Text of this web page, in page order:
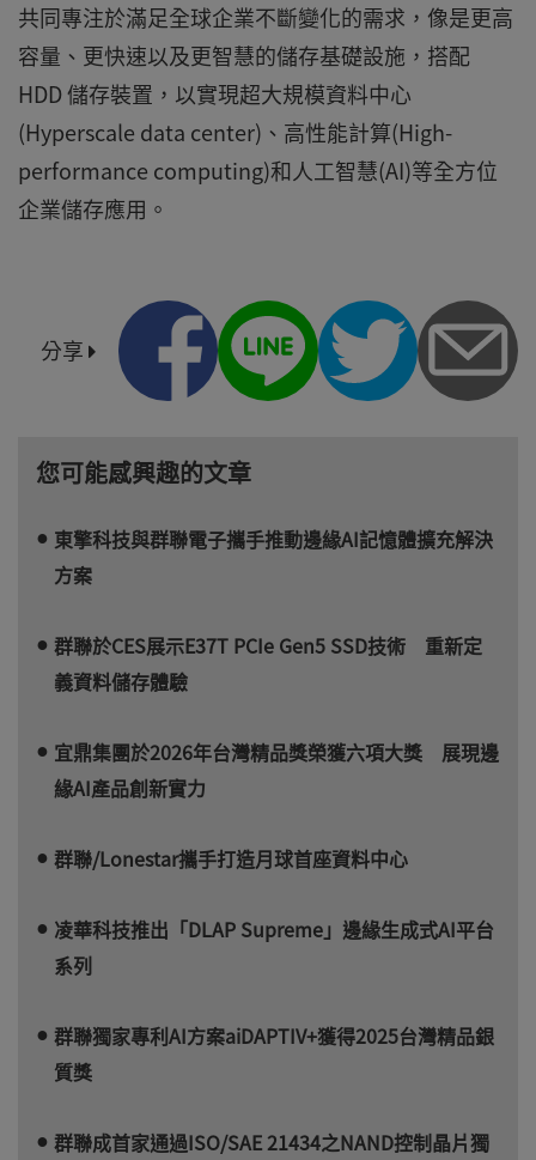
共同專注於滿足全球企業不斷變化的需求，像是更高
容量、更快速以及更智慧的儲存基礎設施，搭配
HDD 儲存裝置，以實現超大規模資料中心
(Hyperscale data center)、高性能計算(High-
performance computing)和人工智慧(AI)等全方位
企業儲存應用。
分享
您可能感興趣的文章
東擎科技與群聯電子攜手推動邊緣AI記憶體擴充解決
方案
群聯於CES展示E37T PCIe Gen5 SSD技術 重新定
義資料儲存體驗
宜鼎集團於2026年台灣精品獎榮獲六項大獎 展現邊
緣AI產品創新實力
群聯/Lonestar攜手打造月球首座資料中心
凌華科技推出「DLAP Supreme」邊緣生成式AI平台
系列
群聯獨家專利AI方案aiDAPTIV+獲得2025台灣精品銀
質獎
群聯成首家通過ISO/SAE 21434之NAND控制晶片獨